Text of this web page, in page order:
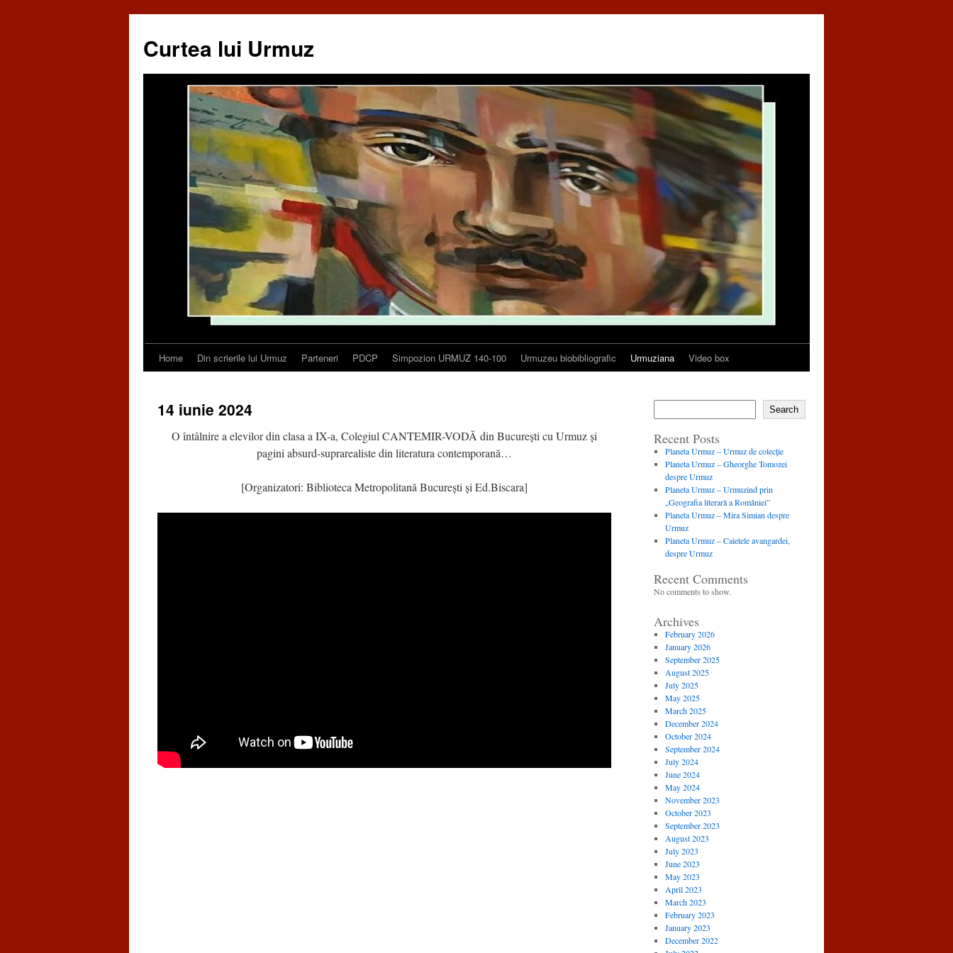
Curtea lui Urmuz
Skip
content
Home Din scrierile lui Urmuz Parteneri PDCP Simpozion URMUZ 140-100 Urmuzeu biobibliografic Urmuziana Video box
14 iunie 2024
O întâlnire a elevilor din clasa a IX-a, Colegiul CANTEMIR-VODĂ din București cu Urmuz și
pagini absurd-suprarealiste din literatura contemporană…
[Organizatori: Biblioteca Metropolitană București și Ed.Biscara]
Search
Recent Posts
Planeta Urmuz – Urmuz de colecţie
Planeta Urmuz – Gheorghe Tomozei
despre Urmuz
Planeta Urmuz – Urmuzind prin
„Geografia literară a României”
Planeta Urmuz – Mira Simian despre
Urmuz
Planeta Urmuz – Caietele avangardei,
despre Urmuz
Recent Comments
No comments to show.
Archives
February 2026
January 2026
September 2025
August 2025
July 2025
May 2025
March 2025
December 2024
October 2024
September 2024
July 2024
June 2024
May 2024
November 2023
October 2023
September 2023
August 2023
July 2023
June 2023
May 2023
April 2023
March 2023
February 2023
January 2023
December 2022